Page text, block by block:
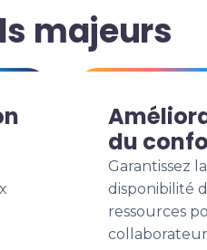
majeurs
du
Garantissez la
disponibilité
ressources